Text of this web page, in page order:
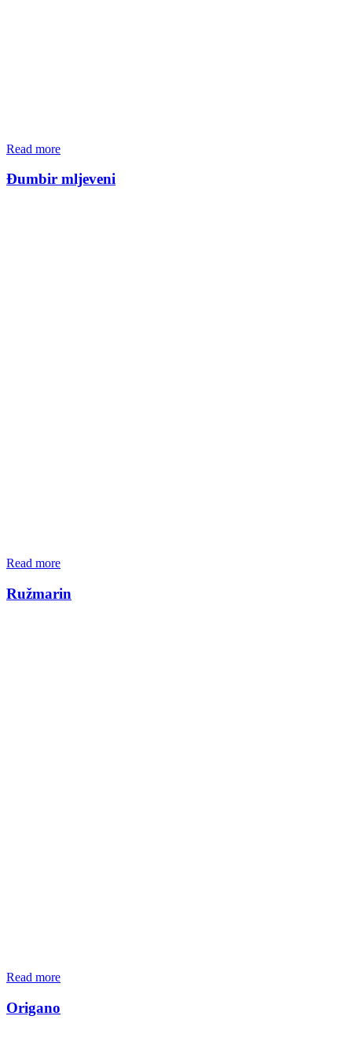
Read more
Đumbir mljeveni
Read more
Ružmarin
Read more
Origano